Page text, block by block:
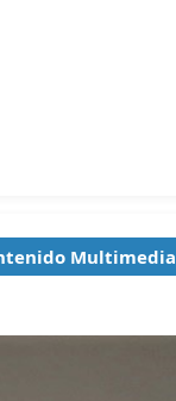
Multimedia